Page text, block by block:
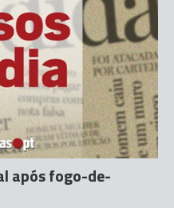
após fogo-de-